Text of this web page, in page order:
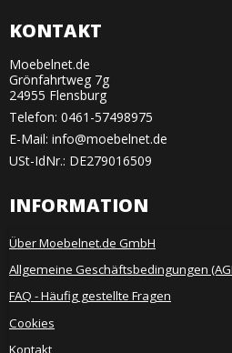
KONTAKT
Moebelnet.de
Grönfahrtweg 7g
24955 Flensburg
Telefon: 0461-57498975
E-Mail: info@moebelnet.de
USt-IdNr.: DE279016509
INFORMATION
Über Moebelnet.de GmbH
Allgemeine Geschäftsbedingungen
FAQ - Häufig gestellte Fragen
Cookies
Kontakt